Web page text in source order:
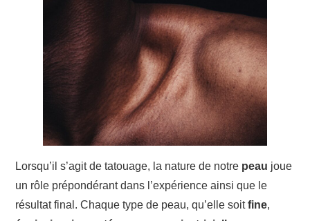
Lorsqu’il s’agit de tatouage, la nature de notre peau joue
un rôle prépondérant dans l’expérience ainsi que le
résultat final. Chaque type de peau, qu’elle soitfine,